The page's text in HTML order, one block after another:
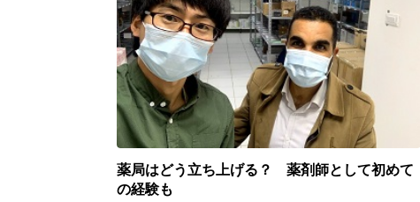
薬局はどう立ち上げる？ 薬剤師として初めて
の経験も